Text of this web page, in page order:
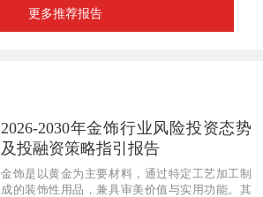
更多推荐报告
2026-2030年金饰行业风险投资态势
及投融资策略指引报告
金饰是以黄金为主要材料，通过特定工艺加工制
成的装饰性用品，兼具审美价值与实用功能。其